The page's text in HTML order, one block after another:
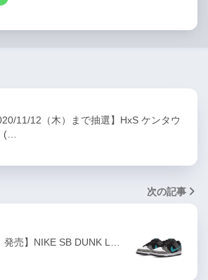
11/12（木）まで抽選】HxS ケンタウ
(…
次の記事
発売】NIKE SB DUNK L…